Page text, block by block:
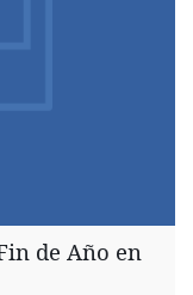
de Año en